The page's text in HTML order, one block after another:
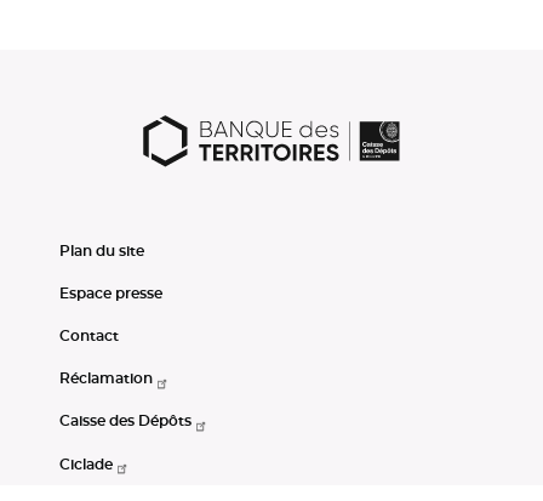
Plan du site
Espace presse
Contact
Réclamation
Caisse des Dépôts
Ciclade